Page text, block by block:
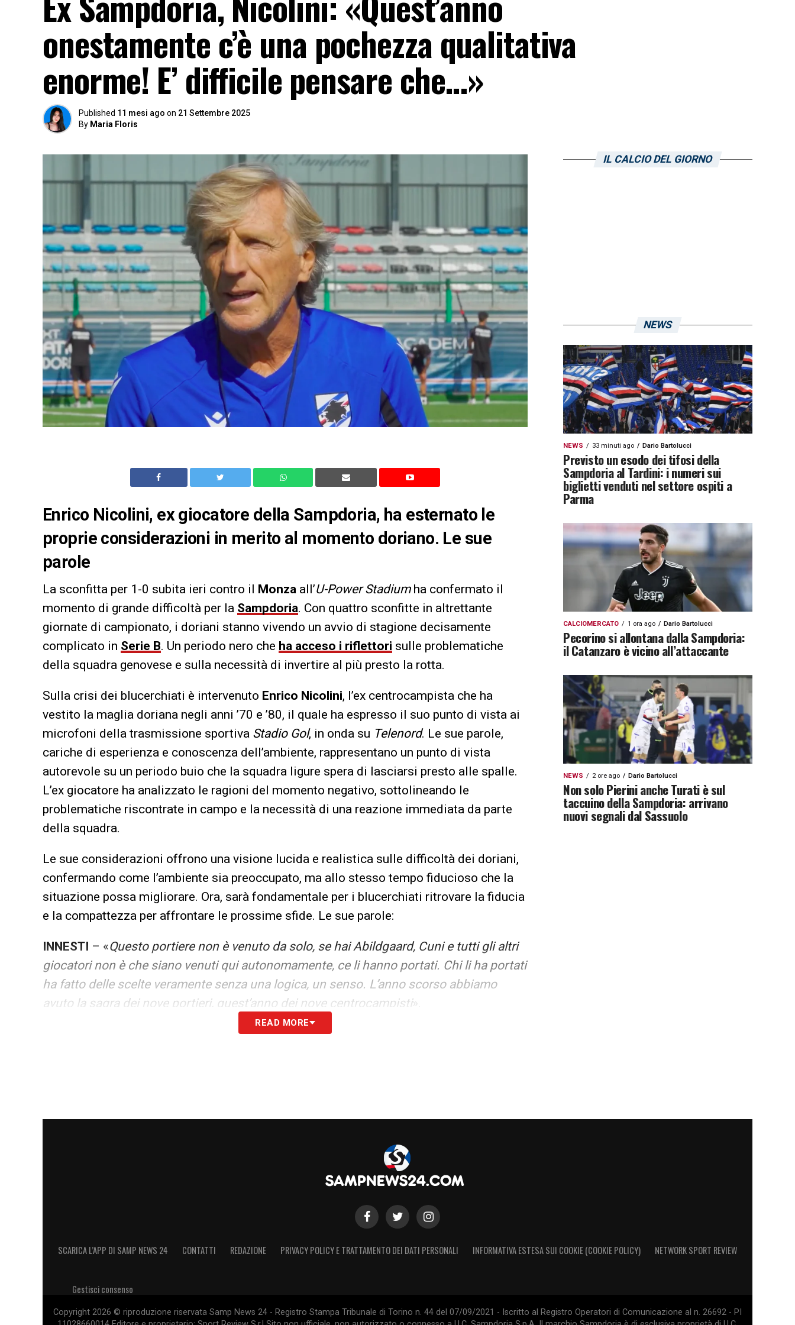
onestamente c’è una pochezza qualitativa
enorme! E’ difficile pensare che…»
Published 11 mesi ago on 21 Settembre 2025
By Maria Floris
Enrico Nicolini, ex giocatore della Sampdoria, ha esternato le
proprie considerazioni in merito al momento doriano. Le sue
parole
La sconfitta per 1-0 subita ieri contro il Monza all’U-Power Stadiumha confermato il
momento di grande difficoltà per la Sampdoria. Con quattro sconfitte in altrettante
giornate di campionato, i doriani stanno vivendo un avvio di stagione decisamente
complicato in Serie B. Un periodo nero che ha acceso i riflettori sulle problematiche
della squadra genovese e sulla necessità di invertire al più presto la rotta.
Sulla crisi dei blucerchiati è intervenuto Enrico Nicolini, l’ex centrocampista che ha
vestito la maglia doriana negli anni ’70 e ’80, il quale ha espresso il suo punto di vista ai
microfoni della trasmissione sportiva Stadio Gol, in onda su Telenord. Le sue parole,
cariche di esperienza e conoscenza dell’ambiente, rappresentano un punto di vista
autorevole su un periodo buio che la squadra ligure spera di lasciarsi presto alle spalle.
L’ex giocatore ha analizzato le ragioni del momento negativo, sottolineando le
problematiche riscontrate in campo e la necessità di una reazione immediata da parte
della squadra.
Le sue considerazioni offrono una visione lucida e realistica sulle difficoltà dei doriani,
confermando come l’ambiente sia preoccupato, ma allo stesso tempo fiducioso che la
situazione possa migliorare. Ora, sarà fondamentale per i blucerchiati ritrovare la fiducia
e la compattezza per affrontare le prossime sfide. Le sue parole:
INNESTI – «Questo portiere non è venuto da solo, se hai Abildgaard, Cuni e tutti gli altri
giocatori non è che siano venuti qui autonomamente, ce li hanno portati. Chi li ha portati
ha fatto delle scelte veramente senza una logica, un senso. L’anno scorso abbiamo
avuto la sagra dei nove portieri, quest’anno dei nove centrocampisti».
Evani e Lombardo avevano fatto un grande lavoro, valutando
Iachini, ero il suo idolo quando ero ad Ascoli, ho sempre fatto il tifo per lui per mille
motivi al di là dell’amicizia, ha vinto campionati ed è visto bene alla Sampdoria. In questo
momento però se fossi Iachini, onestamente adesso non so se sarei così convinto di
READ MORE
IL CALCIO DEL GIORNO
NEWS
NEWS 33 minuti ago Dario Bartolucci
Previsto un esodo dei tifosi della
Sampdoria al Tardini: i numeri sui
biglietti venduti nel settore ospiti a
Parma
CALCIOMERCATO 1 ora ago Dario Bartolucci
Pecorino si allontana dalla Sampdoria:
il Catanzaro è vicino all’attaccante
NEWS 2 ore ago Dario Bartolucci
Non solo Pierini anche Turati è sul
taccuino della Sampdoria: arrivano
nuovi segnali dal Sassuolo
SCARICA L’APP DI SAMP NEWS 24 CONTATTI REDAZIONE PRIVACY POLICY E TRATTAMENTO DEI DATI PERSONALI INFORMATIVA ESTESA SUI COOKIE (COOKIE POLICY) NETWORK SPORT REVIEW
Gestisci consenso
Copyright 2026 © riproduzione riservata Samp News 24 - Registro Stampa Tribunale di Torino n. 44 del 07/09/2021 - Iscritto al Registro Operatori di Comunicazione al n. 26692 - PI